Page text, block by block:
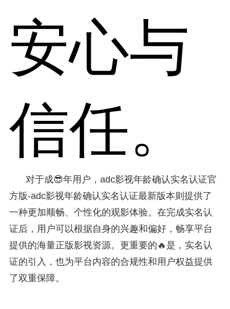
安心与
信任。
对于成😎年用户，adc影视年龄确认实名认证官
方版-adc影视年龄确认实名认证最新版本则提供了
一种更加顺畅、个性化的观影体验。在完成实名认
证后，用户可以根据自身的兴趣和偏好，畅享平台
提供的海量正版影视资源。更重要的🔥是，实名认
证的引入，也为平台内容的合规性和用户权益提供
了双重保障。